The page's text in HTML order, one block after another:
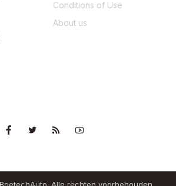
Conditions of Use
About us